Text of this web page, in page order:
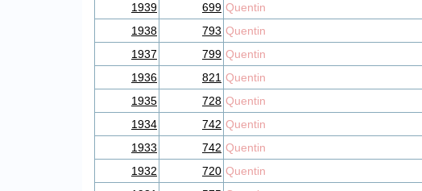
1939
699 Quentin
1938
793 Quentin
1937
799 Quentin
1936
821 Quentin
1935
728 Quentin
1934
742 Quentin
1933
742 Quentin
1932
720 Quentin